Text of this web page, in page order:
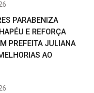
PARABENIZA
E REFORÇA
PREFEITA JULIANA
AO